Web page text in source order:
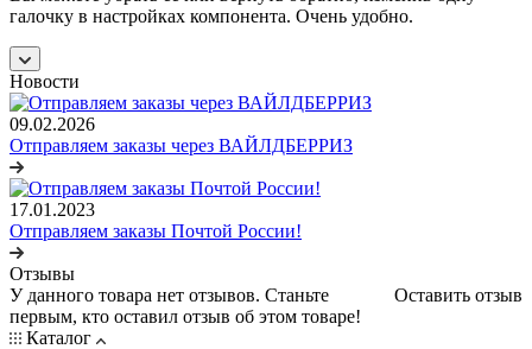
галочку в настройках компонента. Очень удобно.
Новости
09.02.2026
Отправляем заказы через ВАЙЛДБЕРРИЗ
17.01.2023
Отправляем заказы Почтой России!
Отзывы
Оставить отзыв
У данного товара нет отзывов. Станьте
первым, кто оставил отзыв об этом товаре!
Каталог